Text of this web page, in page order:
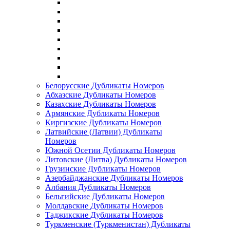
Белорусские Дубликаты Номеров
Абхазские Дубликаты Номеров
Казахские Дубликаты Номеров
Армянские Дубликаты Номеров
Киргизские Дубликаты Номеров
Латвийские (Латвии) Дубликаты
Номеров
Южной Осетии Дубликаты Номеров
Литовские (Литва) Дубликаты Номеров
Грузинские Дубликаты Номеров
Азербайджанские Дубликаты Номеров
Албания Дубликаты Номеров
Бельгийские Дубликаты Номеров
Молдавские Дубликаты Номеров
Таджикские Дубликаты Номеров
Туркменские (Туркменистан) Дубликаты